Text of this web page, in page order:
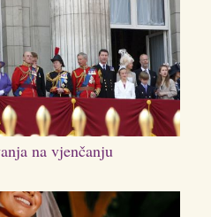
na vjenčanju